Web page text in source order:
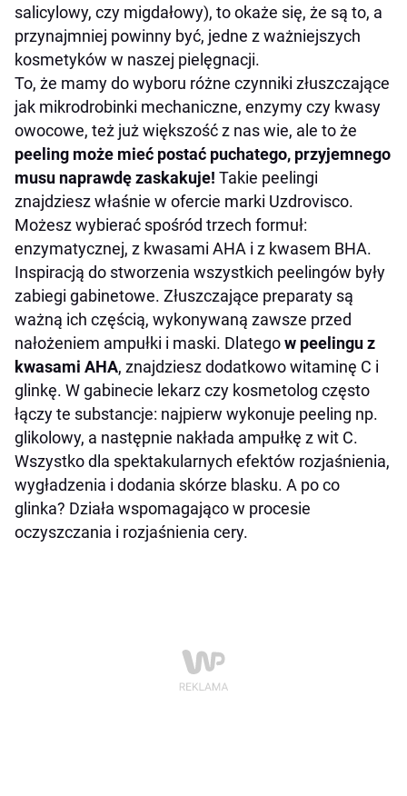
salicylowy, czy migdałowy), to okaże się, że są to, a
przynajmniej powinny być, jedne z ważniejszych
kosmetyków w naszej pielęgnacji.
To, że mamy do wyboru różne czynniki złuszczające
jak mikrodrobinki mechaniczne, enzymy czy kwasy
owocowe, też już większość z nas wie, ale to że
peeling może mieć postać puchatego, przyjemnego
musu naprawdę zaskakuje! Takie peelingi
znajdziesz właśnie w ofercie marki Uzdrovisco.
Możesz wybierać spośród trzech formuł:
enzymatycznej, z kwasami AHA i z kwasem BHA.
Inspiracją do stworzenia wszystkich peelingów były
zabiegi gabinetowe. Złuszczające preparaty są
ważną ich częścią, wykonywaną zawsze przed
nałożeniem ampułki i maski. Dlategow peelingu z
kwasami AHA, znajdziesz dodatkowo witaminę C i
glinkę. W gabinecie lekarz czy kosmetolog często
łączy te substancje: najpierw wykonuje peeling np.
glikolowy, a następnie nakłada ampułkę z wit C.
Wszystko dla spektakularnych efektów rozjaśnienia,
wygładzenia i dodania skórze blasku. A po co
glinka? Działa wspomagająco w procesie
oczyszczania i rozjaśnienia cery.